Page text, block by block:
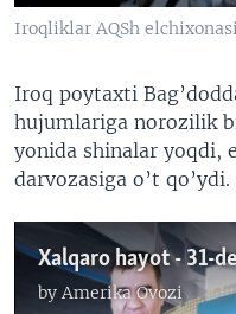
SOUNDCLOUD
VOA
Iroqliklar AQSh
Iroq poytaxti
hujumlariga norozilik
yonida shinalar yoqdi,
darvozasiga o’t qo’ydi.
Xalqaro hayot - 31-
by Amerika Ovozi